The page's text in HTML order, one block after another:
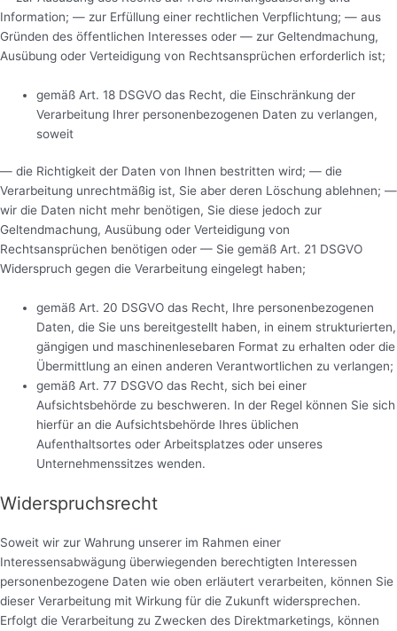
Information; — zur Erfüllung einer rechtlichen Verpflichtung; — aus
Gründen des öffentlichen Interesses oder — zur Geltendmachung,
Ausübung oder Verteidigung von Rechtsansprüchen erforderlich ist;
gemäß Art. 18 DSGVO das Recht, die Einschränkung der
Verarbeitung Ihrer personenbezogenen Daten zu verlangen,
soweit
— die Richtigkeit der Daten von Ihnen bestritten wird; — die
Verarbeitung unrechtmäßig ist, Sie aber deren Löschung ablehnen; —
wir die Daten nicht mehr benötigen, Sie diese jedoch zur
Geltendmachung, Ausübung oder Verteidigung von
Rechtsansprüchen benötigen oder — Sie gemäß Art. 21 DSGVO
Widerspruch gegen die Verarbeitung eingelegt haben;
gemäß Art. 20 DSGVO das Recht, Ihre personenbezogenen
Daten, die Sie uns bereitgestellt haben, in einem strukturierten,
gängigen und maschinenlesebaren Format zu erhalten oder die
Übermittlung an einen anderen Verantwortlichen zu verlangen;
gemäß Art. 77 DSGVO das Recht, sich bei einer
Aufsichtsbehörde zu beschweren. In der Regel können Sie sich
hierfür an die Aufsichtsbehörde Ihres üblichen
Aufenthaltsortes oder Arbeitsplatzes oder unseres
Unternehmenssitzes wenden.
Widerspruchsrecht
Soweit wir zur Wahrung unserer im Rahmen einer
Interessensabwägung überwiegenden berechtigten Interessen
personenbezogene Daten wie oben erläutert verarbeiten, können Sie
dieser Verarbeitung mit Wirkung für die Zukunft widersprechen.
Erfolgt die Verarbeitung zu Zwecken des Direktmarketings, können